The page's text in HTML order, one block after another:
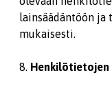
lainsäädäntöön ja
mukaisesti.
8. Henkilötietojen